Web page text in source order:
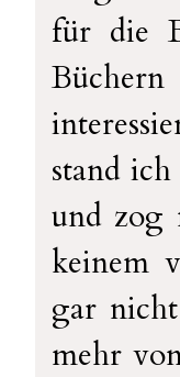
für die
stand
und zog
keinem
gar
mehr